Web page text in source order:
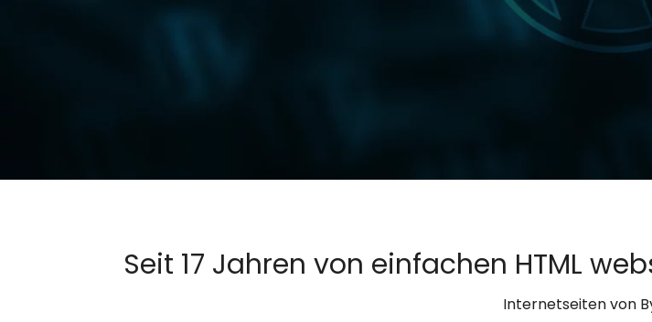
Seit 17 Jahren von einfachen HTML
Internetseiten von